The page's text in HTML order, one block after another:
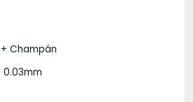
Champán
0.03mm